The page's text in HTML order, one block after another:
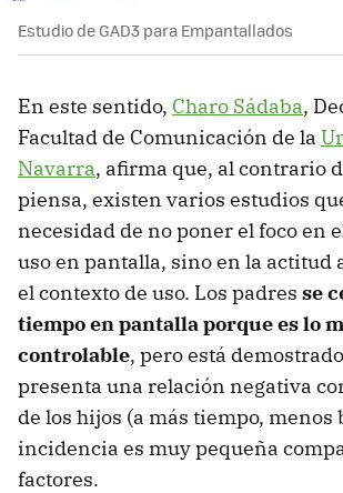
Estudio de GAD3 para Empantallados
En este sentido, Charo Sádaba,
Facultad de Comunicación de la
Navarra, afirma que, al contrario
piensa, existen varios estudios
necesidad de no poner el foco en
uso en pantalla, sino en la actitud
el contexto de uso. Los padres se
tiempo en pantalla porque es lo
controlable, pero está
presenta una relación negativa
de los hijos (a más tiempo, menos
incidencia es muy pequeña
factores.